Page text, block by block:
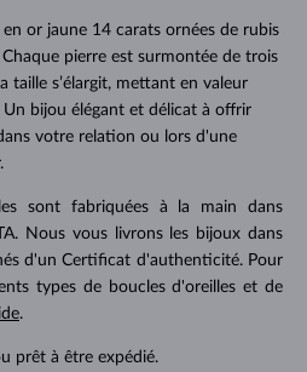
en or jaune 14 carats ornées de rubis
pierre est surmontée de trois
taille s’élargit, mettant en valeur
Un bijou élégant et délicat à offrir
votre relation ou lors d'une
sont fabriquées à la main dans
Nous vous livrons les bijoux dans
d'un Certificat d'authenticité. Pour
types de boucles d'oreilles et de
.
prêt à être expédié.